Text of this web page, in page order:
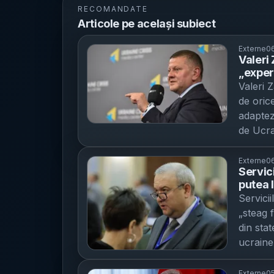
RECOMANDATE
Articole pe același subiect
Externe
Valeri
Rusia
Valeri
de
de
șef al
au
spune
„multe
Doilea
Externe
putea
dar
„steag
din
și ar
3 .